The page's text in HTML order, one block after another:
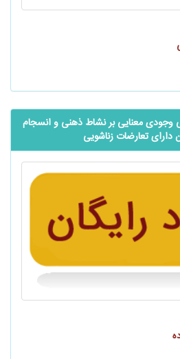
وجودی معنایی بر نشاط ذهنی و انسجام
دارای تعارضات زناشویی